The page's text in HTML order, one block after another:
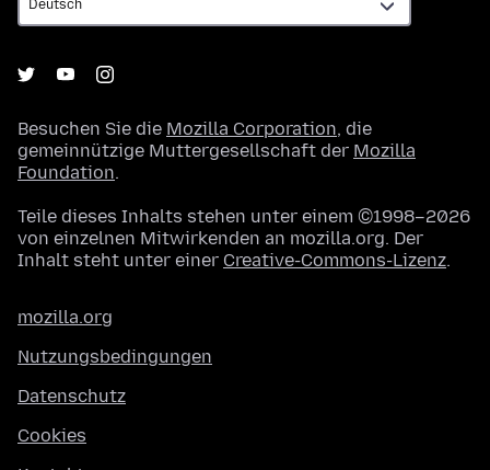
Besuchen Sie die Mozilla Corporation, die
gemeinnützige Muttergesellschaft der Mozilla
Foundation.
Teile dieses Inhalts stehen unter einem ©1998–2026
von einzelnen Mitwirkenden an mozilla.org. Der
Inhalt steht unter einer Creative-Commons-Lizenz.
mozilla.org
Nutzungsbedingungen
Datenschutz
Cookies